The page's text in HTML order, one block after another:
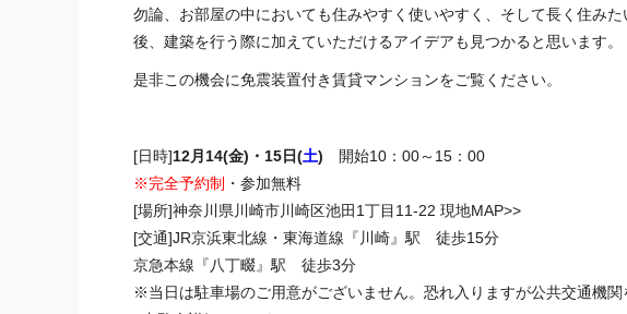
勿論、お部屋の中においても住みやすく使いやすく、そして長く住み
後、建築を行う際に加えていただけるアイデアも見つかると思います。
是非この機会に免震装置付き賃貸マンションをご覧ください。
[日時]12月14(金)・15日(土) 開始10：00～15：00
※完全予約制 ・参加無料
[場所]神奈川 県川崎市川崎区池田1丁目11-22 現地MAP>>
[交通]JR京浜東北線・東海道線『川崎』駅 徒歩15分
京急本線『八丁畷』駅 徒歩3分
※当日は駐車場のご用意がございません。恐れ入りますが公共交通機関